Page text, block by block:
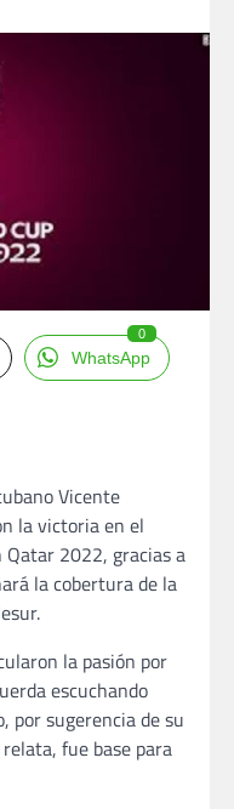
WhatsApp
0
Vicente
la victoria en el
Qatar 2022, gracias a
la cobertura de la
la pasión por
escuchando
por sugerencia de su
fue base para